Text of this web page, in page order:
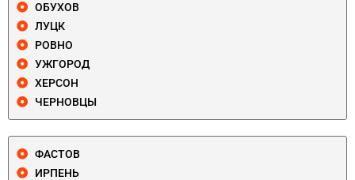
ОБУХОВ
ЛУЦК
РОВНО
УЖГОРОД
ХЕРСОН
ЧЕРНОВЦЫ
ФАСТОВ
ИРПЕНЬ